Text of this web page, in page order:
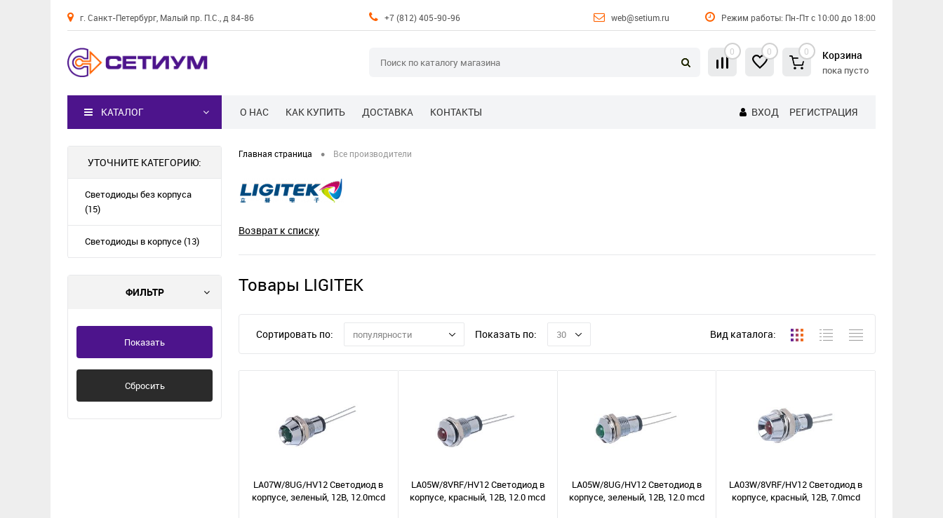
г. Санкт-Петербург, Малый пр. П.С., д 84-86 +7 (812) 405-90-96 web@setium.ru Режим работы: Пн-Пт с 10:00 до 18:00
0 0 0 Корзина
пока пусто
О НАС КАК КУПИТЬ ДОСТАВКА КОНТАКТЫ ВХОД РЕГИСТРАЦИЯ
КАТАЛОГ
УТОЧНИТЕ КАТЕГОРИЮ:
Светодиоды без корпуса
(15)
Светодиоды в корпусе (13)
ФИЛЬТР
Показать
Сбросить
Главная страница • Все производители
Возврат к списку
Товары LIGITEK
Сортировать по: популярности Показать по: 30 Вид каталога:
LA07W/8UG/HV12 Светодиод в
корпусе, зеленый, 12В, 12.0mcd
LA05W/8VRF/HV12 Светодиод в
корпусе, красный, 12В, 12.0 mcd
LA05W/8UG/HV12 Светодиод в
корпусе, зеленый, 12В, 12.0 mcd
LA03W/8VRF/HV12 Светодиод в
корпусе, красный, 12В, 7.0mcd